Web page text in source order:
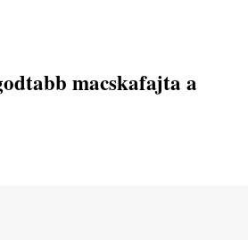
macskafajta a